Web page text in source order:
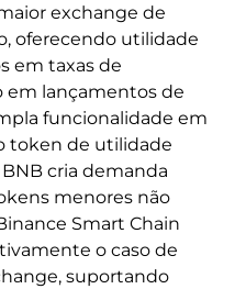
exchange de
oferecendo utilidade
em taxas de
em lançamentos de
funcionalidade em
token de utilidade
cria demanda
menores não
Smart Chain
o caso de
suportando